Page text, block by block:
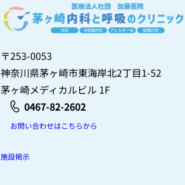
〒253-0053
神奈川県茅ヶ崎市東海岸北2丁目1-52
茅ヶ崎メディカルビル 1F
0467-82-2602
お問い合わせはこちらから
施設掲示